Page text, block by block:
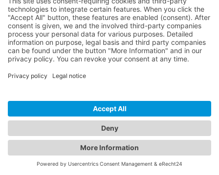
Met zorg gemaakt in Duitsland en Spanje
ColofonPrivacybeleidVoorwaardenCookie-instellingen
🇳🇱
Close
Bevestig de onderstaande mededeling. Daarna wordt u doorgestuurd
naar de beveiligde betaling via Stripe.